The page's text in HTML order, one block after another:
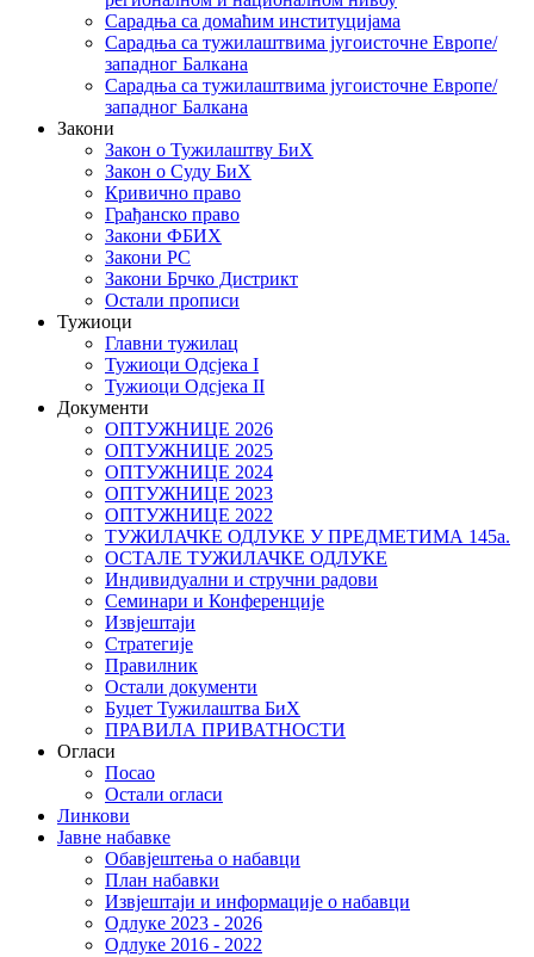
Сарадња са домаћим институцијама
Сарадња са тужилаштвима југоисточне Европе/
западног Балкана
Сарадња са тужилаштвима југоисточне Европе/
западног Балкана
Закони
Закон о Тужилаштву БиХ
Закон о Суду БиХ
Кривично право
Грађанско право
Закони ФБИХ
Закони РС
Закони Брчко Дистрикт
Остали прописи
Тужиоци
Главни тужилац
Тужиоци Oдсјекa I
Тужиоци Oдсјекa II
Документи
ОПТУЖНИЦЕ 2026
ОПТУЖНИЦЕ 2025
ОПТУЖНИЦЕ 2024
ОПТУЖНИЦЕ 2023
ОПТУЖНИЦЕ 2022
ТУЖИЛАЧКЕ ОДЛУКЕ У ПРЕДМЕТИМА 145а.
ОСТАЛЕ ТУЖИЛАЧКЕ ОДЛУКЕ
Индивидуални и стручни радови
Семинари и Конференције
Извјештаји
Стратегије
Правилник
Остали документи
Буџет Тужилаштва БиХ
ПРАВИЛА ПРИВАТНОСТИ
Огласи
Посао
Остали огласи
Линкови
Јавне набавке
Обавјештења о набавци
План набавки
Извјештаји и информације о набавци
Одлуке 2023 - 2026
Одлуке 2016 - 2022